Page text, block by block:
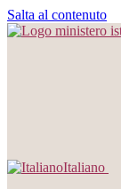
Salta al contenuto
Italiano